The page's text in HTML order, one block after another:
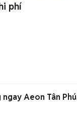
phí
ngay Aeon Tân Phú